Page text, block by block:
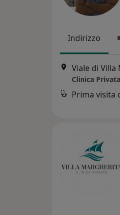
Indirizzo
Viale di Villa
Clinica
Prima visita